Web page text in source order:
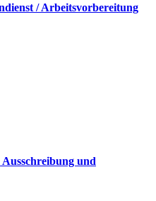
/ Arbeitsvorbereitung
und